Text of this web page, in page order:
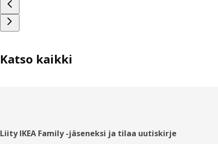
Katso kaikki
Alatunniste
Liity IKEA Family -jäseneksi ja tilaa uutiskirje